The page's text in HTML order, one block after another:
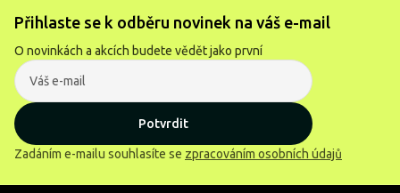
Přihlaste se k odběru novinek na váš e-mail
O novinkách a akcích budete vědět jako první
Potvrdit
Zadáním e-mailu souhlasíte se zpracováním osobních údajů